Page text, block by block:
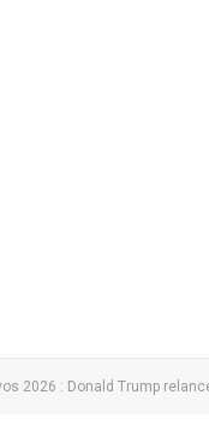
2026 : Donald Trump relance l’idée d’une acquisition du